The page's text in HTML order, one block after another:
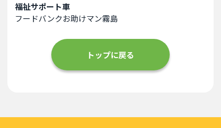
福祉サポート車
フードバンクお助けマン霧島
トップに戻る